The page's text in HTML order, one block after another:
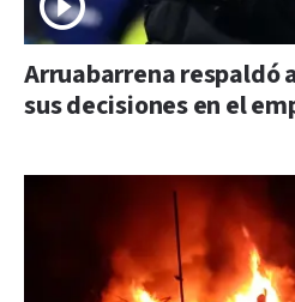
Arruabarrena respaldó
sus decisiones en el